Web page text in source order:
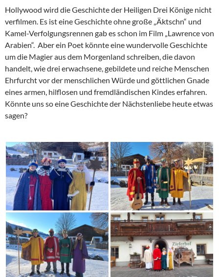
Hollywood wird die Geschichte der Heiligen Drei Könige nicht
verfilmen. Es ist eine Geschichte ohne große „Äktschn“ und
Kamel-Verfolgungsrennen gab es schon im Film „Lawrence von
Arabien“. Aber ein Poet könnte eine wundervolle Geschichte
um die Magier aus dem Morgenland schreiben, die davon
handelt, wie drei erwachsene, gebildete und reiche Menschen
Ehrfurcht vor der menschlichen Würde und göttlichen Gnade
eines armen, hilflosen und fremdländischen Kindes erfahren.
Könnte uns so eine Geschichte der Nächstenliebe heute etwas
sagen?